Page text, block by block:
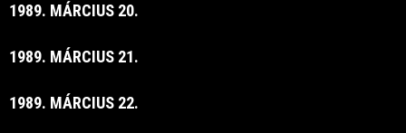
1989. MÁRCIUS 20.
1989. MÁRCIUS 21.
1989. MÁRCIUS 22.